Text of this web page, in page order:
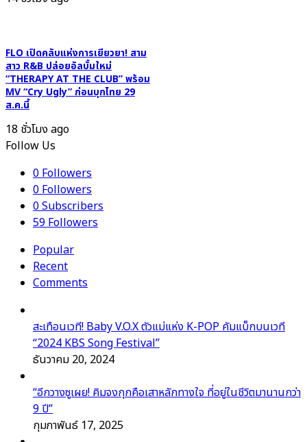
ยิ้ม
FLO เปิดคลับแห่งการเยียวยา! สาม
สาว R&B ปล่อยอัลบั้มใหม่
“THERAPY AT THE CLUB” พร้อม
MV “Cry Ugly” ก่อนบุกไทย 29
ส.ค.นี้
18 ชั่วโมง ago
Follow Us
0 Followers
0 Followers
0Subscribers
59 Followers
Popular
Recent
Comments
สะเทือนเวที! Baby V.O.X ตัวแม่แห่ง K-POP คัมแบ็กบนเวที
“2024 KBS Song Festival”
ธันวาคม 20, 2024
“อีกวางซูเผย! คิมจงกุกคือเสาหลักทางใจ ที่อยู่ในชีวิตมานานกว่า
9 ปี”
กุมภาพันธ์ 17, 2025